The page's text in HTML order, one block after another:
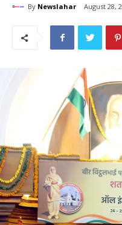
By Newslahar August 28,